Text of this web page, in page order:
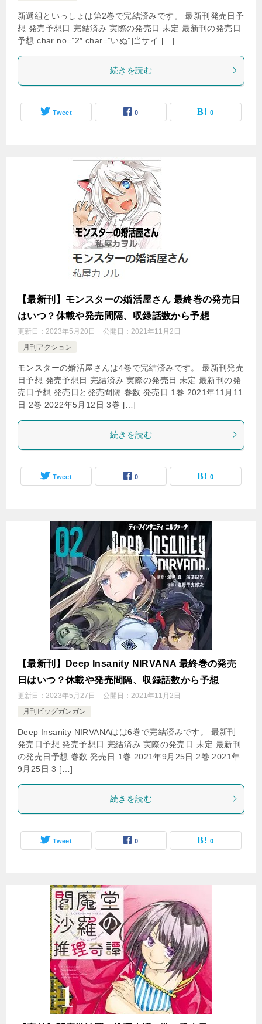
新選組といっしょは第2巻で完結済みです。 最新刊発売日予
想 発売予想日 完結済み 実際の発売日 未定 最新刊の発売日
予想 char no=”2″ char=”いぬ”]当サイ […]
続きを読む
Tweet 0 0
【最新刊】モンスターの婚活屋さん 最終巻の発売日
はいつ？休載や発売間隔、収録話数から予想
更新日： 2023年5月20日 公開日： 2021年11月2日
月刊アクション
モンスターの婚活屋さんは4巻で完結済みです。 最新刊発売
日予想 発売予想日 完結済み 実際の発売日 未定 最新刊の発
売日予想 発売日と発売間隔 巻数 発売日 1巻 2021年11月11
日 2巻 2022年5月12日 3巻 […]
続きを読む
Tweet 0 0
【最新刊】Deep Insanity NIRVANA 最終巻の発売
日はいつ？休載や発売間隔、収録話数から予想
更新日： 2023年5月27日 公開日： 2021年11月2日
月刊ビッグガンガン
Deep Insanity NIRVANAはは6巻で完結済みです。 最新刊
発売日予想 発売予想日 完結済み 実際の発売日 未定 最新刊
の発売日予想 巻数 発売日 1巻 2021年9月25日 2巻 2021年
9月25日 3 […]
続きを読む
Tweet 0 0